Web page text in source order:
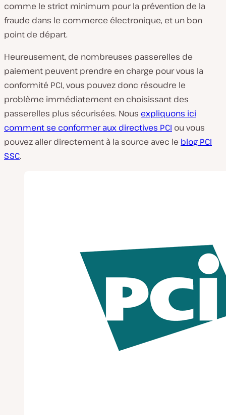
comme le strict minimum pour la prévention de la
fraude dans le commerce électronique, et un bon
point de départ.
Heureusement, de nombreuses passerelles de
paiement peuvent prendre en charge pour vous la
conformité PCI, vous pouvez donc résoudre le
problème immédiatement en choisissant des
passerelles plus sécurisées. Nous expliquons ici
comment se conformer aux directives PCI ou vous
pouvez aller directement à la source avec le blog PCI
SSC.